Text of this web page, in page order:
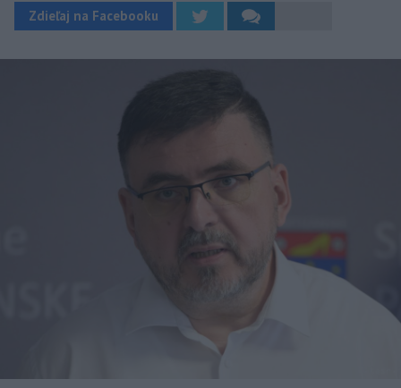
Zdieľaj na Facebooku